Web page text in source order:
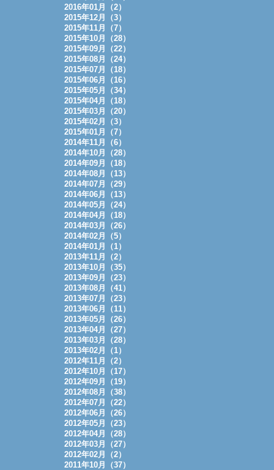
2016年01月（2）
2015年12月（3）
2015年11月（7）
2015年10月（28）
2015年09月（22）
2015年08月（24）
2015年07月（18）
2015年06月（16）
2015年05月（34）
2015年04月（18）
2015年03月（20）
2015年02月（3）
2015年01月（7）
2014年11月（6）
2014年10月（28）
2014年09月（18）
2014年08月（13）
2014年07月（29）
2014年06月（13）
2014年05月（24）
2014年04月（18）
2014年03月（26）
2014年02月（5）
2014年01月（1）
2013年11月（2）
2013年10月（35）
2013年09月（23）
2013年08月（41）
2013年07月（23）
2013年06月（11）
2013年05月（26）
2013年04月（27）
2013年03月（28）
2013年02月（1）
2012年11月（2）
2012年10月（17）
2012年09月（19）
2012年08月（38）
2012年07月（22）
2012年06月（26）
2012年05月（23）
2012年04月（28）
2012年03月（27）
2012年02月（2）
2011年10月（37）